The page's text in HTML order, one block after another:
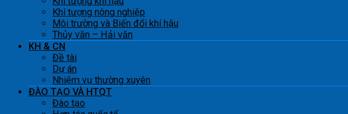
Khí tượng nông nghiệp
Môi trường và Biến đổi khí hậu
Thủy văn – Hải văn
KH & CN
Đề tài
Dự án
Nhiệm vụ thường xuyên
ĐÀO TẠO VÀ HTQT
Đào tạo